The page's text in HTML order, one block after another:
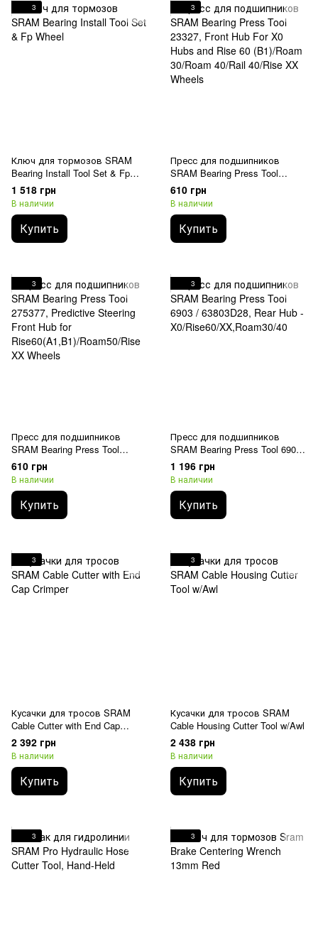
3
Ключ для тормозов SRAM
Bearing Install Tool Set & Fp
Wheel
1 518 грн
В наличии
Купить
3
Пресс для подшипников
SRAM Bearing Press Tool
23327, Front Hub For X0 Hubs
and Rise 60 (B1)/Roam 30/Roam
40/Rail 40/Rise XX Wheels
610 грн
В наличии
Купить
3
Пресс для подшипников
SRAM Bearing Press Tool
275377, Predictive Steering
Front Hub for
Rise60(A1,B1)/Roam50/Rise XX
Wheels
610 грн
В наличии
Купить
3
Пресс для подшипников
SRAM Bearing Press Tool 6903 /
63803D28, Rear Hub -
X0/Rise60/XX,Roam30/40
1 196 грн
В наличии
Купить
3
Кусачки для тросов SRAM
Cable Cutter with End Cap
Crimper
2 392 грн
В наличии
Купить
3
Кусачки для тросов SRAM
Cable Housing Cutter Tool w/Awl
2 438 грн
В наличии
Купить
3 3